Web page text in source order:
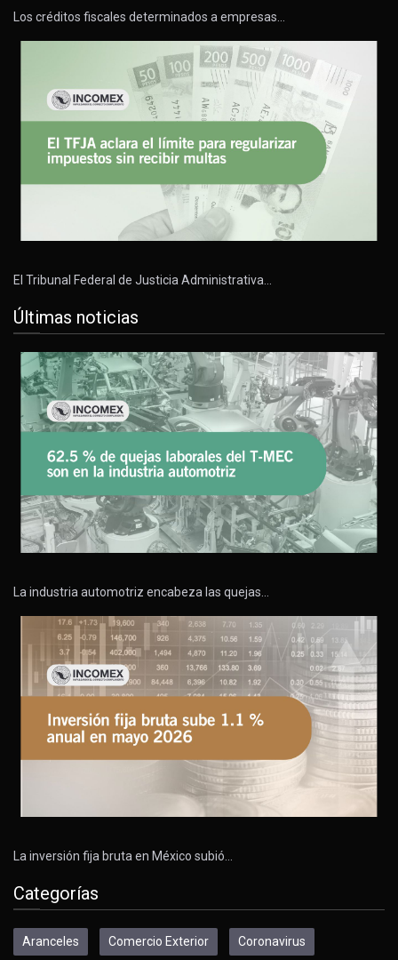
Los créditos fiscales determinados a empresas…
El Tribunal Federal de Justicia Administrativa…
Últimas noticias
La industria automotriz encabeza las quejas…
La inversión fija bruta en México subió…
Categorías
Aranceles Comercio Exterior Coronavirus